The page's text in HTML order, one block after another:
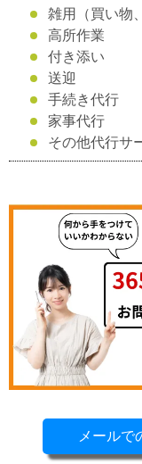
雑用（買い物
高所作業
付き添い
送迎
手続き代行
家事代行
その他代行サ
メールで